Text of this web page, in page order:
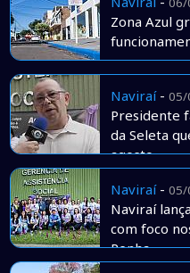
Zona Azul
Naviraí- 05/
Presidente
da Seleta
agosto
Naviraí- 05/
Naviraí
com foco
Penha